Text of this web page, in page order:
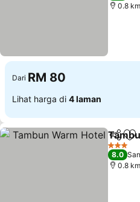
0.8
Dari RM 80
Lihat harga di 4 laman
Kongsi
3 Bintang
8.0
0.8